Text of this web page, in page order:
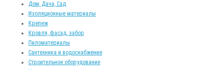
Дом, Дача, Сад
Изоляционные материалы
Крепеж
Кровля, фасад, забор
Пиломатериалы
Сантехника и водоснабжение
Строительное оборудование